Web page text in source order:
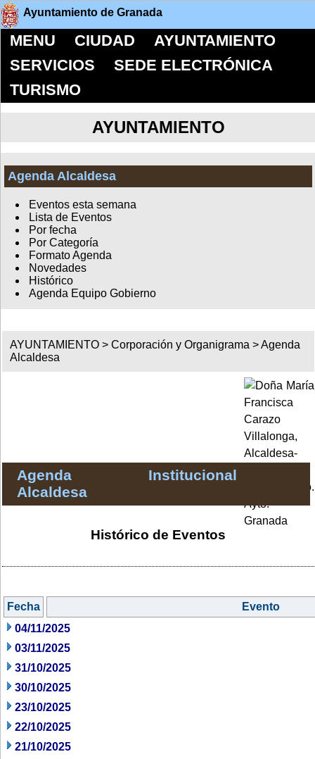
Ayuntamiento de Granada
MENU CIUDAD
AYUNTAMIENTO
SERVICIOS
SEDE ELECTRÓNICA
TURISMO
AYUNTAMIENTO
Agenda Alcaldesa
Eventos esta semana
Lista de Eventos
Por fecha
Por Categoría
Formato Agenda
Novedades
Histórico
Agenda Equipo Gobierno
AYUNTAMIENTO >Corporación y Organigrama >Agenda
Alcaldesa
Agenda Institucional
Alcaldesa
Histórico de Eventos
Fecha
Evento
04/11/2025
03/11/2025
31/10/2025
30/10/2025
23/10/2025
22/10/2025
21/10/2025